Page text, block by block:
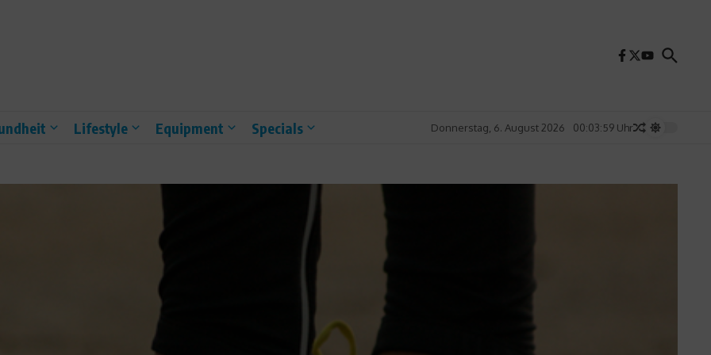
Lifestyle Equipment Specials Donnerstag, 6. August 2026 00:04:01 Uhr